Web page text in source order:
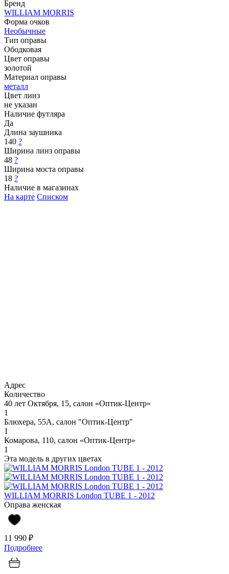
Бренд
WILLIAM MORRIS
Форма очков
Необычные
Тип оправы
Ободковая
Цвет оправы
золотой
Материал оправы
металл
Цвет линз
не указан
Наличие футляра
Да
Длина заушника
140 ?
Ширина линз оправы
48 ?
Ширина моста оправы
18 ?
Наличие в магазинах
На карте Списком
Адрес
Количество
40 лет Октября, 15, салон «Оптик-Центр»
1
Блюхера, 55А, салон "Оптик-Центр"
1
Комарова, 110, салон «Оптик-Центр»
1
Эта модель в других цветах
WILLIAM MORRIS London TUBE 1 - 2012
Оправа женская
11 990 ₽
Подробнее